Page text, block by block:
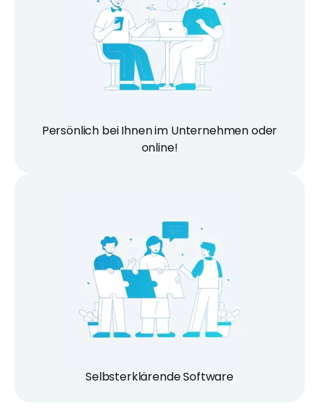
Persönlich bei Ihnen im Unternehmen oder
online!
Selbsterklärende Software